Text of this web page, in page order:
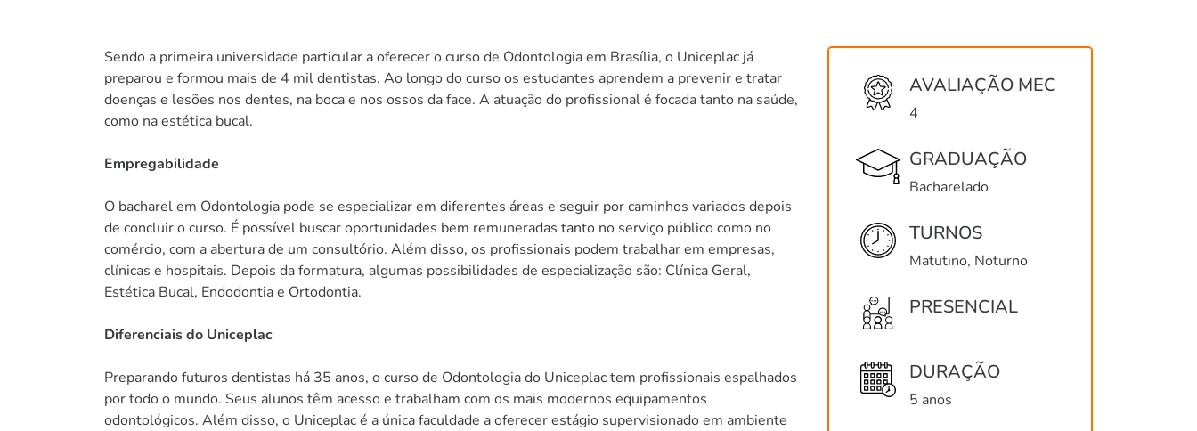
AVALIAÇÃO MEC
4
GRADUAÇÃO
Bacharelado
TURNOS
Matutino, Noturno
PRESENCIAL
DURAÇÃO
5 anos
Sendo a primeira universidade particular a oferecer o curso de Odontologia em Brasília, o Uniceplac já
preparou e formou mais de 4 mil dentistas. Ao longo do curso os estudantes aprendem a prevenir e tratar
doenças e lesões nos dentes, na boca e nos ossos da face. A atuação do profissional é focada tanto na saúde,
como na estética bucal.
Empregabilidade
O bacharel em Odontologia pode se especializar em diferentes áreas e seguir por caminhos variados depois
de concluir o curso. É possível buscar oportunidades bem remuneradas tanto no serviço público como no
comércio, com a abertura de um consultório. Além disso, os profissionais podem trabalhar em empresas,
clínicas e hospitais. Depois da formatura, algumas possibilidades de especialização são: Clínica Geral,
Estética Bucal, Endodontia e Ortodontia.
Diferenciais do Uniceplac
Preparando futuros dentistas há 35 anos, o curso de Odontologia do Uniceplac tem profissionais espalhados
por todo o mundo. Seus alunos têm acesso e trabalham com os mais modernos equipamentos
odontológicos. Além disso, o Uniceplac é a única faculdade a oferecer estágio supervisionado em ambiente